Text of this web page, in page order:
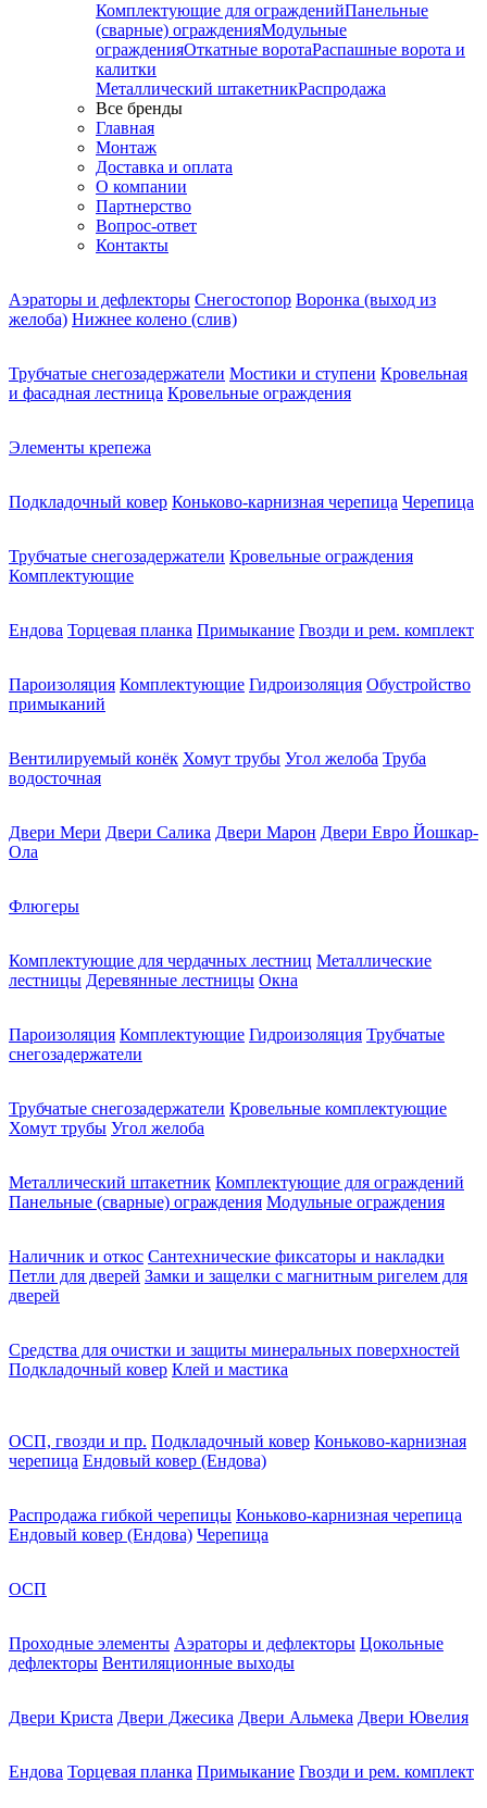
Комплектующие для огражденийПанельные
(сварные) огражденияМодульные
огражденияОткатные воротаРаспашные ворота и
калитки
Металлический штакетникРаспродажа
Все бренды
Главная
Монтаж
Доставка и оплата
О компании
Партнерство
Вопрос-ответ
Контакты
Аэраторы и дефлекторы Снегостопор Воронка (выход из
желоба) Нижнее колено (слив)
Трубчатые снегозадержатели Мостики и ступени Кровельная
и фасадная лестница Кровельные ограждения
Элементы крепежа
Подкладочный ковер Коньково-карнизная черепица Черепица
Трубчатые снегозадержатели Кровельные ограждения
Комплектующие
Ендова Торцевая планка Примыкание Гвозди и рем. комплект
Пароизоляция Комплектующие Гидроизоляция Обустройство
примыканий
Вентилируемый конёк Хомут трубы Угол желоба Труба
водосточная
Двери Мери Двери Салика Двери Марон Двери Евро Йошкар-
Ола
Флюгеры
Комплектующие для чердачных лестниц Металлические
лестницы Деревянные лестницы Окна
Пароизоляция Комплектующие Гидроизоляция Трубчатые
снегозадержатели
Трубчатые снегозадержатели Кровельные комплектующие
Хомут трубы Угол желоба
Металлический штакетник Комплектующие для ограждений
Панельные (сварные) ограждения Модульные ограждения
Наличник и откос Сантехнические фиксаторы и накладки
Петли для дверей Замки и защелки с магнитным ригелем для
дверей
Средства для очистки и защиты минеральных поверхностей
Подкладочный ковер Клей и мастика
ОСП, гвозди и пр. Подкладочный ковер Коньково-карнизная
черепица Ендовый ковер (Ендова)
Распродажа гибкой черепицы Коньково-карнизная черепица
Ендовый ковер (Ендова) Черепица
ОСП
Проходные элементы Аэраторы и дефлекторы Цокольные
дефлекторы Вентиляционные выходы
Двери Криста Двери Джесика Двери Альмека Двери Ювелия
Ендова Торцевая планка Примыкание Гвозди и рем. комплект